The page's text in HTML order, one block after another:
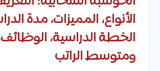
الأنواع، المميزات، مدة
الخطة الدراسية،
ومتوسط الراتب